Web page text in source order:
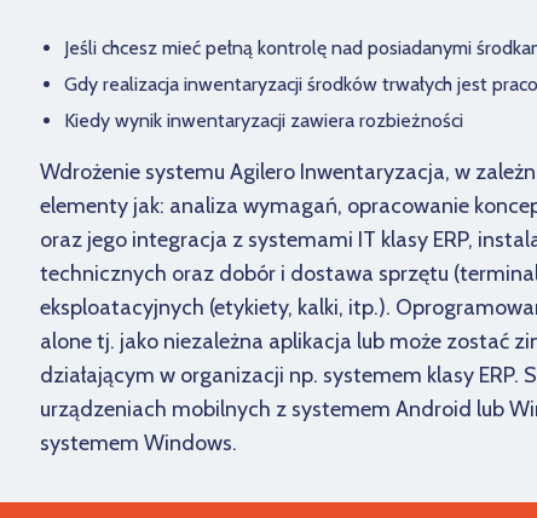
Jeśli chcesz mieć pełną kontrolę nad posiadanymi
Gdy realizacja inwentaryzacji środków trwałych jest
Kiedy wynik inwentaryzacji zawiera rozbieżności
Wdrożenie systemu Agilero Inwentaryzacja, w
elementy jak: analiza wymagań, opracowanie
oraz jego integracja z systemami IT klasy ERP,
technicznych oraz dobór i dostawa sprzętu
eksploatacyjnych (etykiety, kalki, itp.).
alone tj. jako niezależna aplikacja lub może zostać
działającym w organizacji np. systemem klasy ERP.
urządzeniach mobilnych z systemem Android lub
systemem Windows.